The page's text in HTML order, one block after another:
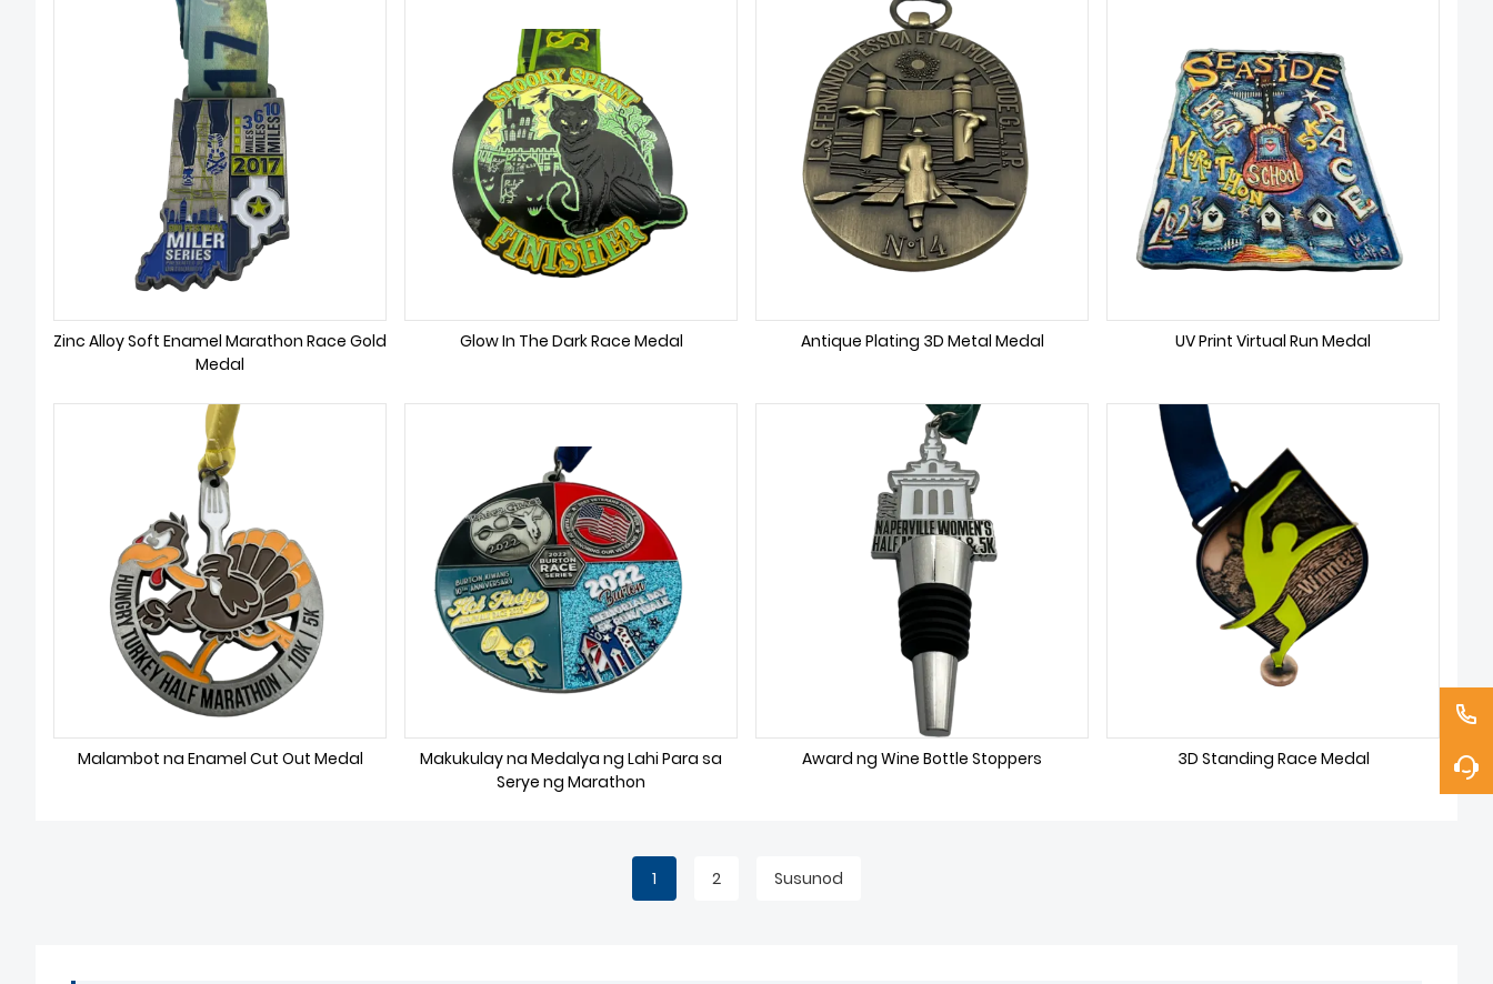
Zinc Alloy Soft Enamel Marathon Race Gold
Medal
Glow In The Dark Race Medal Antique Plating 3D Metal Medal UV Print Virtual Run Medal
Malambot na Enamel Cut Out Medal
Makukulay na Medalya ng Lahi Para sa
Serye ng Marathon
Award ng Wine Bottle Stoppers 3D Standing Race Medal
1 2 Susunod